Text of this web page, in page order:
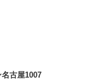
古屋1007